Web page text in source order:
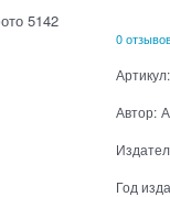
0
Артикул:
Автор:
Год